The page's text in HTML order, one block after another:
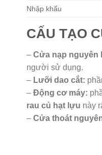
Nhập khẩu
CẤU TẠO
– Cửa nạp nguyên
người sử dụng.
– Lưỡi dao cắt:
– Động cơ máy:
rau củ hạt lựu này
– Cửa thoát